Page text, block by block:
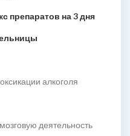
препаратов на 3 дня
алкоголя
деятельность